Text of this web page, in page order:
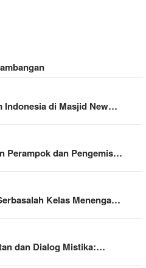
Indonesia di Masjid New…
Perampok dan Pengemis…
Kelas Menenga…
dan Dialog Mistika:…